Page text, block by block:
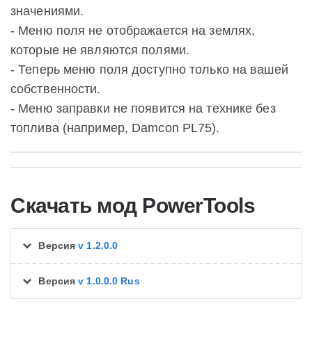
значениями.
- Меню поля не отображается на землях,
которые не являются полями.
- Теперь меню поля доступно только на вашей
собственности.
- Меню заправки не появится на технике без
топлива (например, Damcon PL75).
Скачать мод PowerTools
Версияv 1.2.0.0
Версияv 1.0.0.0 Rus